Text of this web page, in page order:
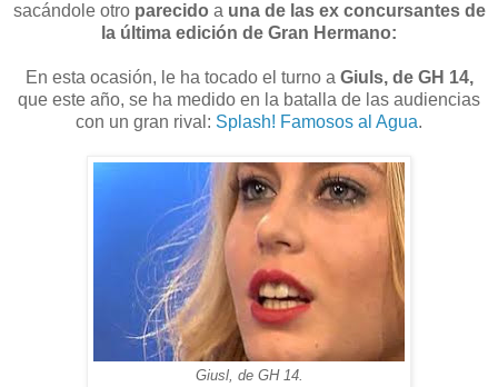
sacándole otro parecido a una de las ex concursantes de
la última edición de Gran Hermano:
En esta ocasión, le ha tocado el turno a Giuls, de GH 14,
que este año, se ha medido en la batalla de las audiencias
con un gran rival: Splash! Famosos al Agua.
Giusl, de GH 14.